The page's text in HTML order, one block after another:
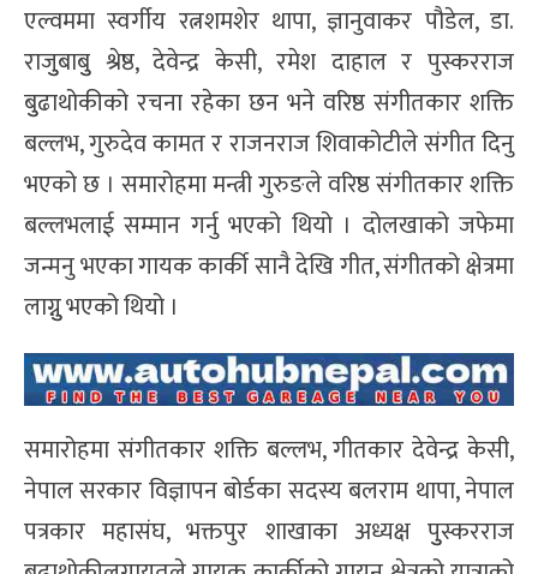
एल्वममा स्वर्गीय रत्नशमशेर थापा, ज्ञानुवाकर पौडेल, डा.
राजुुबाबुु श्रेष्ठ, देवेन्द्र केसी, रमेश दाहाल र पुस्करराज
बुुढाथोकीको रचना रहेका छन भने वरिष्ठ संगीतकार शक्ति
बल्लभ, गुरुदेव कामत र राजनराज शिवाकोटीले संगीत दिनु
भएको छ । समारोहमा मन्त्री गुरुङले वरिष्ठ संगीतकार शक्ति
बल्लभलाई सम्मान गर्नु भएको थियो । दोलखाको जफेमा
जन्मनु भएका गायक कार्की सानै देखि गीत, संगीतको क्षेत्रमा
लाग्नुु भएको थियो ।
समारोहमा संगीतकार शक्ति बल्लभ, गीतकार देवेन्द्र केसी,
नेपाल सरकार विज्ञापन बोर्डका सदस्य बलराम थापा, नेपाल
पत्रकार महासंघ, भक्तपुर शाखाका अध्यक्ष पुुस्करराज